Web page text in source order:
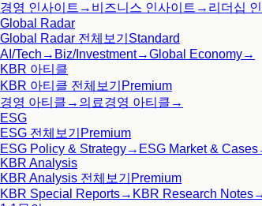
경영 인사이트 → 비즈니스 인사이트 → 리더십
Global Radar
Global Radar 전체보기 Standard
AI/Tech → Biz/Investment→Global Economy→
KBR 아티클
KBR 아티클 전체보기 Premium
경영 아티클 → 의료경영 아티클 →
ESG
ESG 전체보기 Premium
ESG Policy & Strategy→ ESG Market & Cases
KBR Analysis
KBR Analysis 전체보기 Premium
KBR Special Reports→ KBR Research Notes